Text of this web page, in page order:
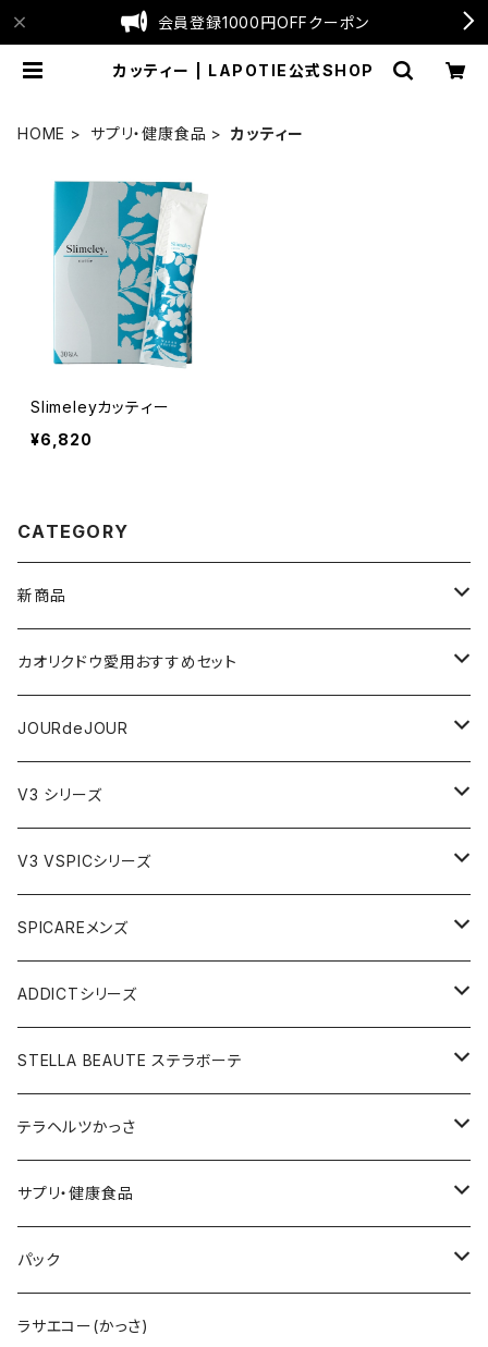
会員登録1000円OFFクーポン
カッティー | LAPOTIE公式SHOP
HOME サプリ・健康食品 カッティー
Slimeleyカッティー
¥6,820
CATEGORY
新商品
VSPIC R
テラヘルツかっさデュアルカーブ
ビューティフェイススティック・リン
VSPIC C グロウミスト
VSPICサンセラム
レーザー&EMSリフトブラシPRO2.0
V3 Ｖスピック ブライトデリバリーC
V3 ＶスピックCマスク
V3インテリジェントファンデーション
スリムレイビタマインリポソームC
LIPADDICTヌードエスプレッソ
カオリクドウ愛用おすすめセット
JOURdeJOURセット
JOURdeJOUR＆テラヘルツかっさセット
JOURdeJOUR＆美顔器セット
紫外線対策セット
V3ベースメイクセット
紫外線対策&抗酸化サプリ
JOURdeJOUR
メディテーションゲル32
VEGANクレンジング
JOURdeJOURセット
メディテーションゲル2本セット
メディテーションゲル&クレンジングセット
リップアディクトセット
V3 シリーズ
ルカドクリーム
V3エキサイティングファンデーション
レフィル
V3シャイニングファンデーション
レフィル
V3ブリリアントファンデーション
レフィル
V3インテリジェントファンデーション
レフィル
V3プライマー
VMファンデーション
セットアップパウダー
V3 VSPICシリーズ
Cサンセラム
VC美容液
Ｃグロウミスト
ブライトデリバリーC
Cマスク
Cトナー
Cエマルジョン
SPICAREメンズ
スターターセット
VMファンデーション
メンズクレンザー
メンズ化粧水
メンズオールインワンセラム
ADDICTシリーズ
ラッシュアディクト
ラッシュトランスカラ
まつ毛美容液
リップアディクト
ヘアーアディクト
STELLA BEAUTE ステラボーテ
ビューティフェイススティックRIN
ビューティフェイススティック2.0
レーザー＆EMSリフトブラシPRO2.0
テラヘルツかっさ
雫型
円盤
デュアルカーブ
サプリ・健康食品
V3ブライトデリバリーC
ホワイトパンドラ
パック
V3HARIセラム
ラサエコー(かっさ)